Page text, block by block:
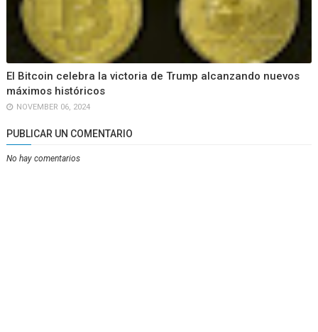
El Bitcoin celebra la victoria de Trump alcanzando nuevos
máximos históricos
NOVEMBER 06, 2024
PUBLICAR UN COMENTARIO
No hay comentarios